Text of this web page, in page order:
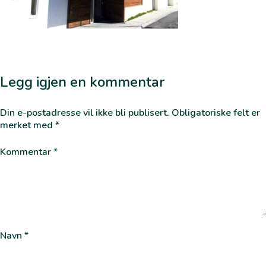
Legg igjen en kommentar
Din e-postadresse vil ikke bli publisert. Obligatoriske felt er
merket med *
Kommentar*
Navn *